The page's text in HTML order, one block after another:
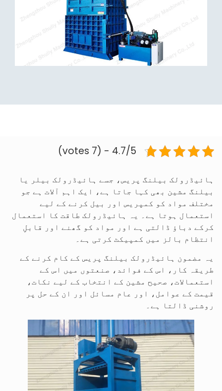
4.7/5 - (7 votes)
ہائیڈرولک بیلنگ پریس، جسے ہائیڈرولک بیلر یا
بیلنگ مشین بھی کہا جاتا ہے، ایک اہم آلات ہے جو
مختلف مواد کو کمپریس اور بیل کرنے کے لیے
استعمال ہوتا ہے۔ یہ ہائیڈرولک طاقت کا استعمال
کرکے دباؤ ڈالتی ہے اور مواد کو گھنے اور قابلِ
انتظام بالز میں کمپیکٹ کرتی ہے۔
یہ مضمون ہائیڈرولک بیلنگ پریس کے کام کرنے کے
طریقہ کار، اس کے فوائد، صنعتوں میں اس کے
استعمالات، صحیح مشین کے انتخاب کے لیے نکات،
قیمت کے عوامل، اور عام مسائل اور ان کے حل پر
روشنی ڈالتا ہے۔